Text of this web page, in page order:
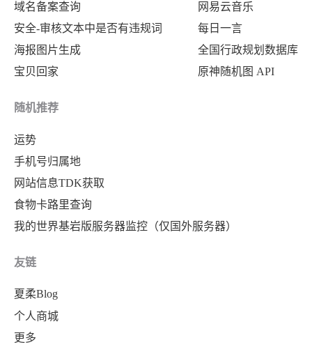
域名备案查询
安全-审核文本中是否有违规词
海报图片生成
宝贝回家
网易云音乐
每日一言
全国行政规划数据库
原神随机图 API
随机推荐
运势
手机号归属地
网站信息TDK获取
食物卡路里查询
我的世界基岩版服务器监控（仅国外服务器）
友链
夏柔Blog
个人商城
更多